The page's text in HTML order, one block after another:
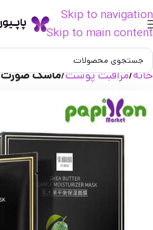
Skip to navigation
Skip to main content
خانه مراقبت پوست ماسک صورت